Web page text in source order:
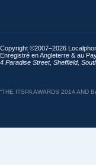
Copyright ©2007–2026
Enregistré en Angleterre & au
4 Paradise Street, Sheffield,
“THE ITSPA AWARDS 2014 AND